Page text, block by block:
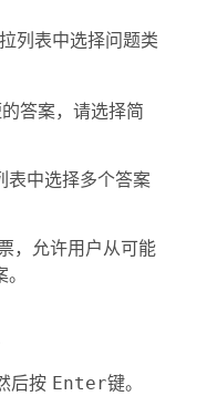
列表中选择问题类
答案，请选择简
表中选择多个答案
，允许用户从可能
后按 Enter键。